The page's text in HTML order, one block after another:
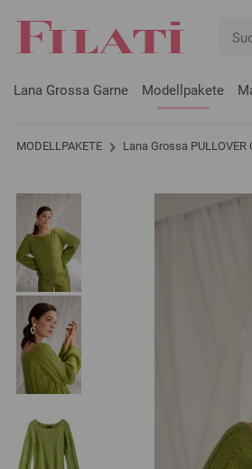
Lana Grossa Garne Modellpakete
MODELLPAKETE Lana Grossa